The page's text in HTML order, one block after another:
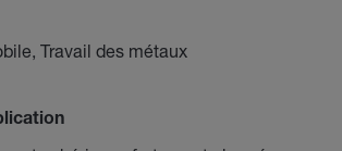
Travail des métaux